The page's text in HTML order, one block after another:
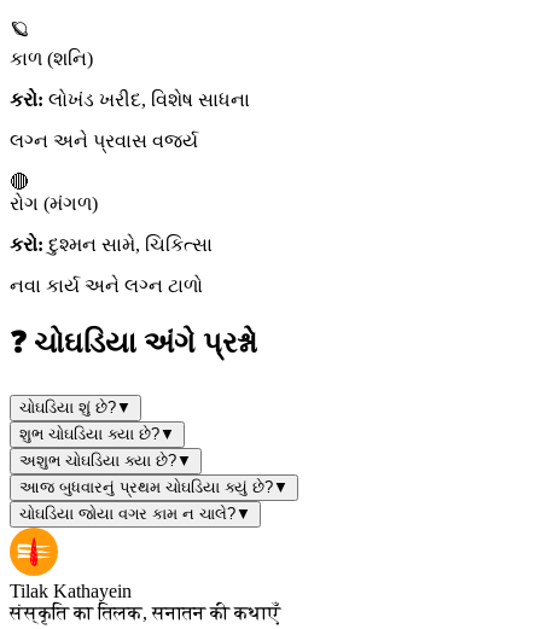
🪐
કાળ (શનિ)
કરો: લોખંડ ખરીદ, વિશેષ સાધના
લગ્ન અને પ્રવાસ વર્જ્ય
🔴
રોગ (મંગળ)
કરો: દુશ્મન સામે, ચિકિત્સા
નવા કાર્ય અને લગ્ન ટાળો
❓ ચોઘડિયા અંગે પ્રશ્નો
ચોઘડિયા શું છે?▼
શુભ ચોઘડિયા ક્યા છે?▼
અશુભ ચોઘડિયા ક્યા છે?▼
આજ બુધવારનું પ્રથમ ચોઘડિયા ક્યું છે?▼
ચોઘડિયા જોયા વગર કામ ન ચાલે?▼
Tilak Kathayein
संस्कृति का तिलक, सनातन की कथाएँ